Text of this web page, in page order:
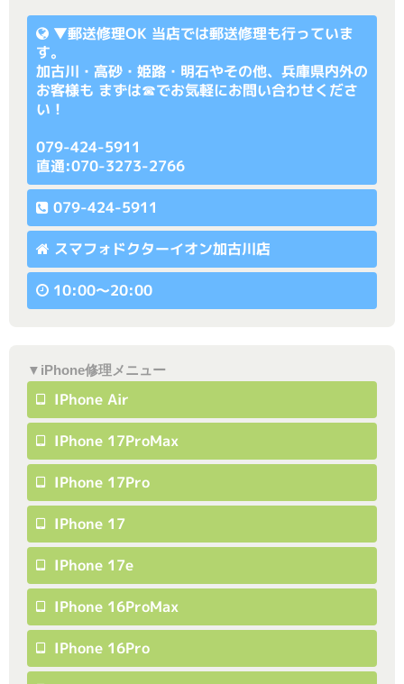
▼郵送修理OK 当店では郵送修理も行っていま
す。
加古川・高砂・姫路・明石やその他、兵庫県内外の
お客様も まずは☎でお気軽にお問い合わせくださ
い！
079-424-5911
直通:070-3273-2766
079-424-5911
スマフォドクターイオン加古川店
10:00〜20:00
▼iPhone修理メニュー
IPhone Air
IPhone 17ProMax
IPhone 17Pro
IPhone 17
IPhone 17e
IPhone 16ProMax
IPhone 16Pro